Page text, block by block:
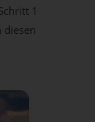
1
diesen